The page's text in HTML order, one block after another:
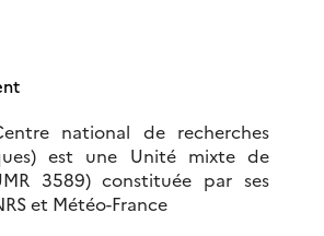
national de recherches
est une Unité mixte de
3589) constituée par ses
et Météo-France